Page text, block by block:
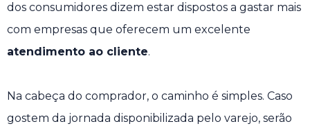
dos consumidores dizem estar dispostos a gastar mais
com empresas que oferecem um excelente
atendimento ao cliente.
Na cabeça do comprador, o caminho é simples. Caso
gostem da jornada disponibilizada pelo varejo, serão